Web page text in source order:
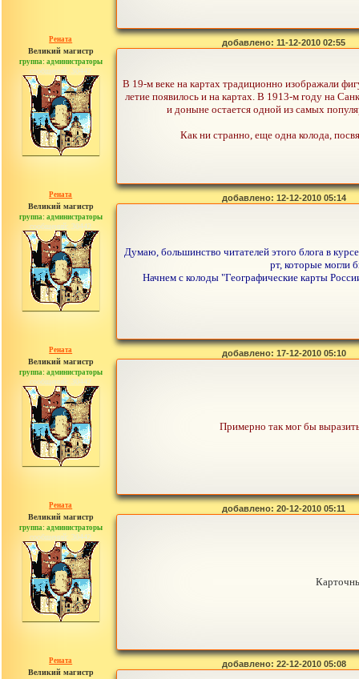
Рената
Великий магистр
группа: администраторы
сообщений: 30442
добавлено: 11-12-2010 02:55
В 19-м веке на картах традиционно изображали
летие появилось и на картах. В 1913-м году на
и доныне остается одной из самых
Как ни странно, еще одна колода,
Рената
Великий магистр
группа: администраторы
сообщений: 30442
добавлено: 12-12-2010 05:14
Думаю, большинство читателей этого блога в
рт, которые могли
Начнем с колоды "Географические карты
Рената
Великий магистр
группа: администраторы
сообщений: 30442
добавлено: 17-12-2010 05:10
Примерно так мог бы
Рената
Великий магистр
группа: администраторы
сообщений: 30442
добавлено: 20-12-2010 05:11
Рената
Великий магистр
добавлено: 22-12-2010 05:08